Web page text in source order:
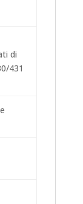
di
431